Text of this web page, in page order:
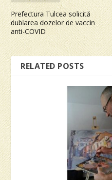
Prefectura Tulcea solicită
dublarea dozelor de vaccin
anti-COVID
RELATED POSTS